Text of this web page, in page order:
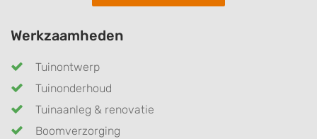
Werkzaamheden
Tuinontwerp
Tuinonderhoud
Tuinaanleg & renovatie
Boomverzorging